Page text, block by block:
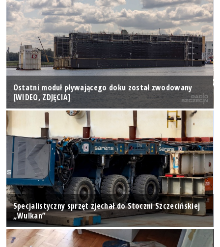
Ostatni moduł pływającego doku został zwodowany
[WIDEO, ZDJĘCIA]
Specjalistyczny sprzęt zjechał do Stoczni Szczecińskiej
„Wulkan”